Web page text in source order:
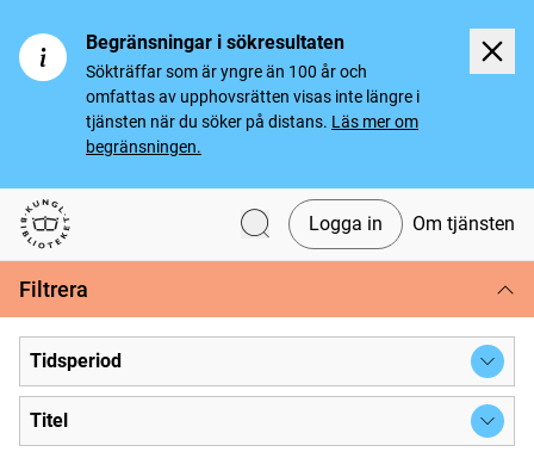
Begränsningar i sökresultaten
Sökträffar som är yngre än 100 år och
omfattas av upphovsrätten visas inte längre i
tjänsten när du söker på distans. Läs mer om
begränsningen.
Svenska tidningar
Logga in Om tjänsten
Filtrera
Tidsperiod
Titel